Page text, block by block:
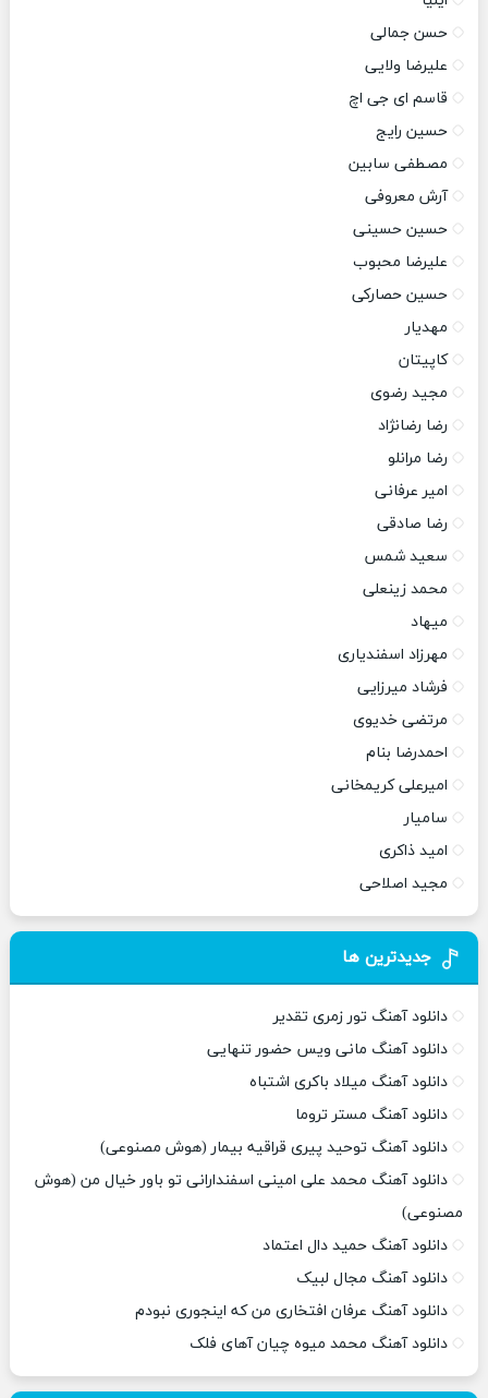
حسن جمالی
علیرضا ولایی
قاسم ای جی اچ
حسین رایج
مصطفی سابین
آرش معروفی
حسین حسینی
علیرضا محبوب
حسین حصارکی
مهدیار
کاپیتان
مجید رضوی
رضا رضانژاد
رضا مرانلو
امیر عرفانی
رضا صادقی
سعید شمس
محمد زینعلی
میهاد
مهرزاد اسفندیاری
فرشاد میرزایی
مرتضی خدیوی
احمدرضا بنام
امیرعلی کریمخانی
سامیار
امید ذاکری
مجید اصلاحی
جدیدترین ها
دانلود آهنگ تور زمری تقدیر
دانلود آهنگ مانی ویس حضور تنهایی
دانلود آهنگ میلاد باکری اشتباه
دانلود آهنگ مستر تروما
دانلود آهنگ توحید پیری قراقیه بیمار (هوش مصنوعی)
دانلود آهنگ محمد علی امینی اسفندارانی تو باور خیال من (هوش
مصنوعی)
دانلود آهنگ حمید دال اعتماد
دانلود آهنگ مجال لبیک
دانلود آهنگ عرفان افتخاری من که اینجوری نبودم
دانلود آهنگ محمد میوه چیان آهای فلک